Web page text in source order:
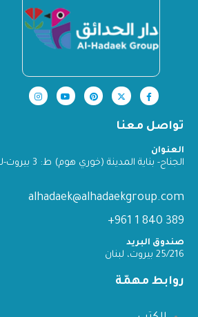
تواصل معنا
العنوان
الجناح- بناية المدينة (خوري هوم) ط: 3 بيروت-لبنان
alhadaek@alhadaekgroup.com
389 840 1 961+
صندوق البريد
25/216 بيروت، لبنان
روابط مهمّة